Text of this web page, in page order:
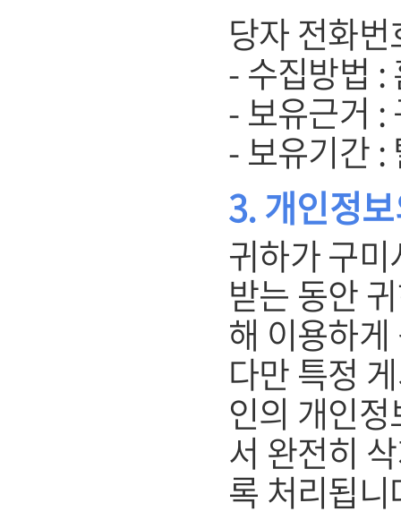
당자 전화
- 수집방법 :
- 보유근거 :
- 보유기간 :
3. 개인정
귀하가 구
받는 동안
해 이용하
다만 특정
인의 개인
서 완전히
록 처리됩니